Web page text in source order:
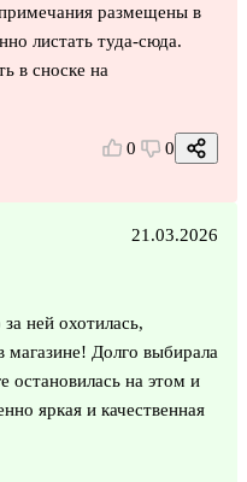
размещены в
листать туда-сюда.
в сноске на
0 0
21.03.2026
ней охотилась,
магазине! Долго выбирала
остановилась на этом и
яркая и качественная